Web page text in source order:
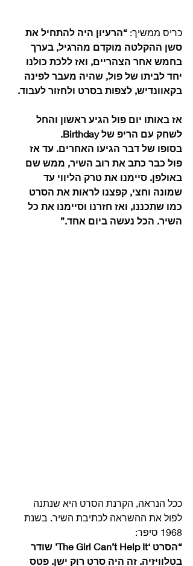
כריס ממשיך: “הרעיון היה להתחיל את
סשן ההקלטה מוקדם מהרגיל, בערך
בחמש אחר הצהריים, ואז ללכת כולנו
יחד לביתו של פול, שהיה מעבר לפינה
בקאוונדיש, לצפות בסרט ולחזור לעבוד.
אז באותו יום פול הגיע ראשון והחל
לשחק עם הריפ של Birthday.
בסופו של דבר הגיעו האחרים. עד אז
פול כבר כתב את רוב השיר, ממש שם
באולפן. סיימנו את טרק הליווי עד
שמונה וחצי, קפצנו לראות את הסרט
כמו שתכננו, ואז חזרנו וסיימנו את כל
השיר. הכל נעשה ביום אחד.”
ככל הנראה, הקרנת הסרט היא שנתנה
לפול את ההשראה לכתיבת השיר. בשנת
1968 סיפר:
“הסרט ‘The Girl Can’t Help It’ שודר
בטלוויזיה. זה היה סרט רוק ישן. פטס